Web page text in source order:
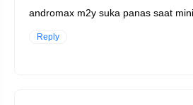
andromax m2y suka panas saat
Reply